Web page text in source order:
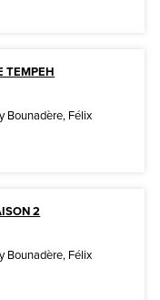
TEMPEH
Bounadère, Félix
2
Bounadère, Félix